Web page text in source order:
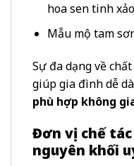
hoa sen tinh xảo
Mẫu mộ tam
Sự đa dạng về
giúp gia đình dễ
phù hợp không
Đơn vị chế
nguyên khối